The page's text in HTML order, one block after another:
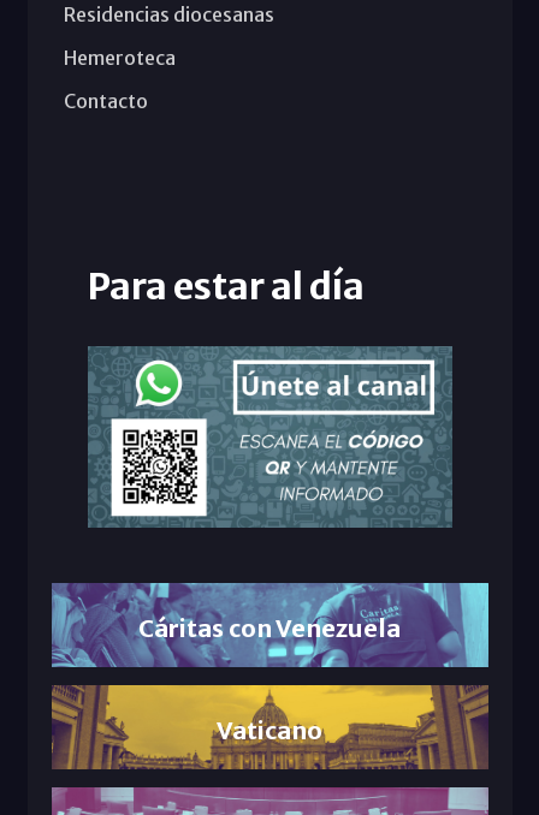
Residencias diocesanas
Hemeroteca
Contacto
Para estar al día
Cáritas con Venezuela
Vaticano